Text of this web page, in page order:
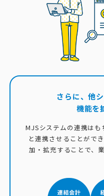
さらに、他
機能を
MJSシステムの連携は
と連携させることができ
加・拡充することで、